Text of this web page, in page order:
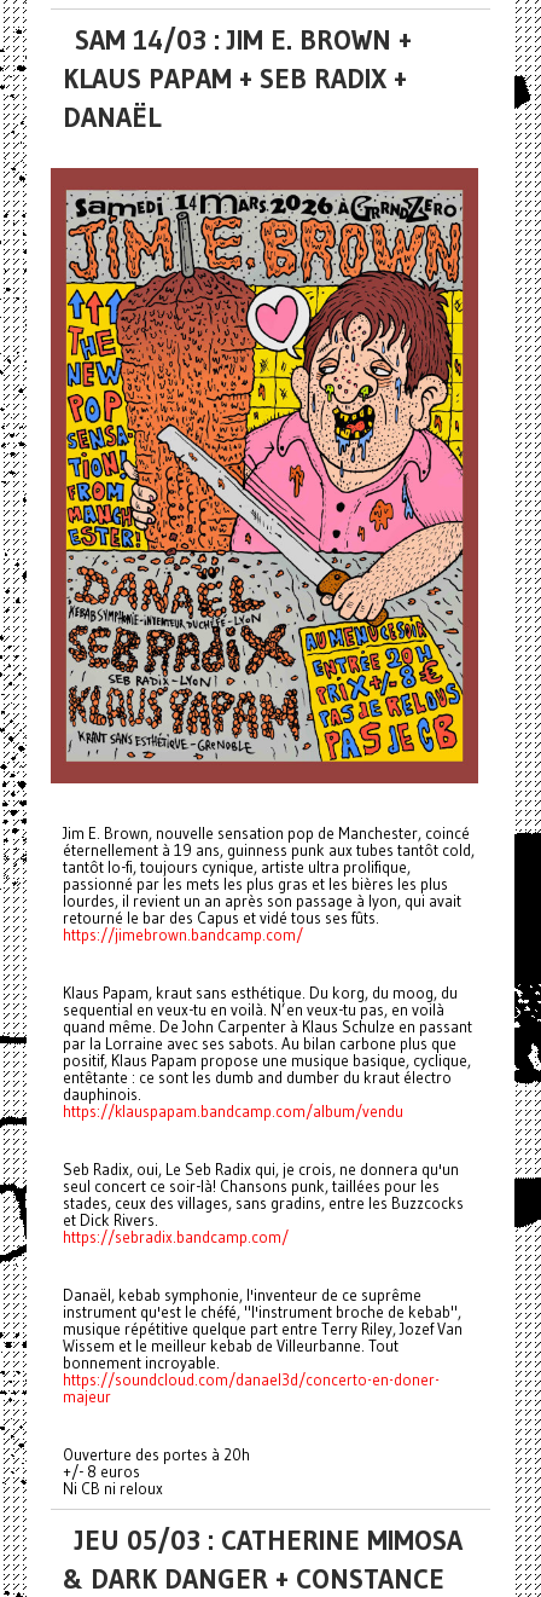
SAM 14/03 : JIM E. BROWN +
KLAUS PAPAM + SEB RADIX +
DANAËL
Jim E. Brown, nouvelle sensation pop de Manchester, coincé
éternellement à 19 ans, guinness punk aux tubes tantôt cold,
tantôt lo-fi, toujours cynique, artiste ultra prolifique,
passionné par les mets les plus gras et les bières les plus
lourdes, il revient un an après son passage à lyon, qui avait
retourné le bar des Capus et vidé tous ses fûts.
https://jimebrown.bandcamp.com/
Klaus Papam, kraut sans esthétique. Du korg, du moog, du
sequential en veux-tu en voilà. N’en veux-tu pas, en voilà
quand même. De John Carpenter à Klaus Schulze en passant
par la Lorraine avec ses sabots. Au bilan carbone plus que
positif, Klaus Papam propose une musique basique, cyclique,
entêtante : ce sont les dumb and dumber du kraut électro
dauphinois.
https://klauspapam.bandcamp.com/album/vendu
Seb Radix, oui, Le Seb Radix qui, je crois, ne donnera qu'un
seul concert ce soir-là! Chansons punk, taillées pour les
stades, ceux des villages, sans gradins, entre les Buzzcocks
et Dick Rivers.
https://sebradix.bandcamp.com/
Danaël, kebab symphonie, l'inventeur de ce suprême
instrument qu'est le chéfé, "l'instrument broche de kebab",
musique répétitive quelque part entre Terry Riley, Jozef Van
Wissem et le meilleur kebab de Villeurbanne. Tout
bonnement incroyable.
https://soundcloud.com/danael3d/concerto-en-doner-
majeur
Ouverture des portes à 20h
+/- 8 euros
Ni CB ni reloux
JEU 05/03 : CATHERINE MIMOSA
& DARK DANGER + CONSTANCE